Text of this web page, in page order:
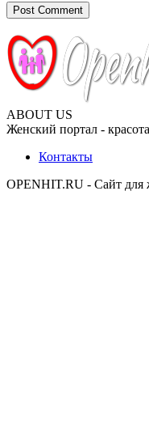
ABOUT US
Женский портал -
Контакты
OPENHIT.RU - Сайт для